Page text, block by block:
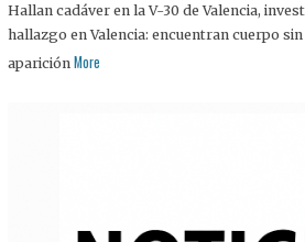
Hallan cadáver en la V-30 de Valencia,
hallazgo en Valencia: encuentran cuerpo
aparición More